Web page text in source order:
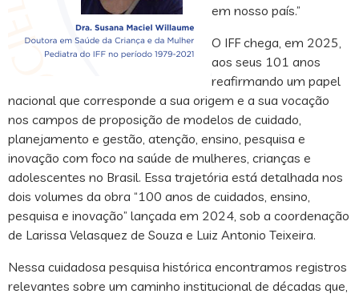
em nosso país.”
O IFF chega, em 2025,
aos seus 101 anos
reafirmando um papel
nacional que corresponde a sua origem e a sua vocação
nos campos de proposição de modelos de cuidado,
planejamento e gestão, atenção, ensino, pesquisa e
inovação com foco na saúde de mulheres, crianças e
adolescentes no Brasil. Essa trajetória está detalhada nos
dois volumes da obra “100 anos de cuidados, ensino,
pesquisa e inovação” lançada em 2024, sob a coordenação
de Larissa Velasquez de Souza e Luiz Antonio Teixeira.
Nessa cuidadosa pesquisa histórica encontramos registros
relevantes sobre um caminho institucional de décadas que,